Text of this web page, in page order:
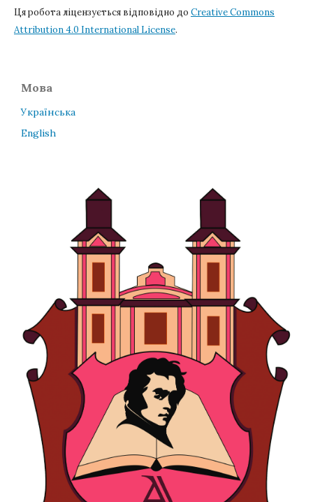
Ця робота ліцензується відповідно до Creative Commons
Attribution 4.0 International License.
Мова
Українська
English